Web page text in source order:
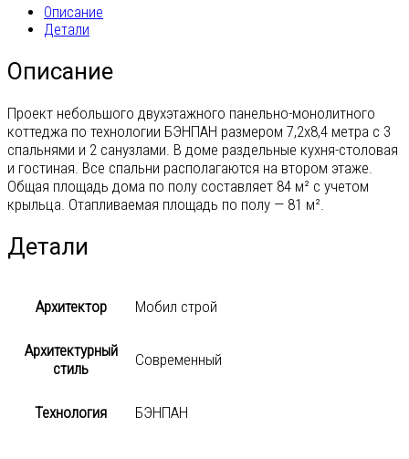
Описание
Детали
Описание
Проект небольшого двухэтажного панельно-монолитного
коттеджа по технологии БЭНПАН размером 7,2х8,4 метра с 3
спальнями и 2 санузлами. В доме раздельные кухня-столовая
и гостиная. Все спальни располагаются на втором этаже.
Общая площадь дома по полу составляет 84 м² с учетом
крыльца. Отапливаемая площадь по полу — 81 м².
Детали
Архитектор Мобил строй
Архитектурный
стиль
Современный
Технология БЭНПАН